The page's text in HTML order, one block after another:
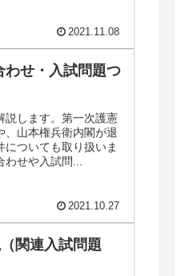
2021.11.08
わせ・入試問題つ
説します。第一次護憲
、山本権兵衛内閣が退
ついても取り扱いま
せや入試問...
2021.10.27
関連入試問題